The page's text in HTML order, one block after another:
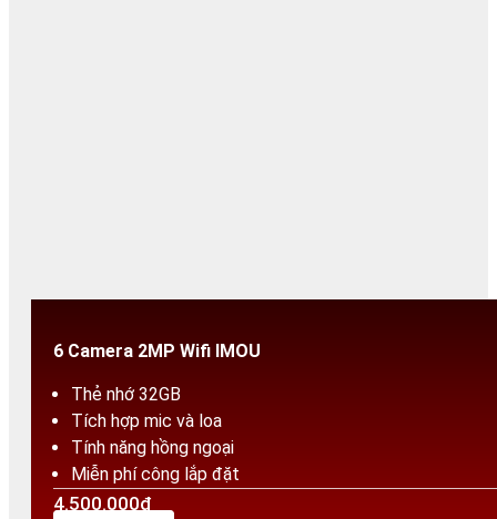
6 Camera 2MP Wifi IMOU
Thẻ nhớ 32GB
Tích hợp mic và loa
Tính năng hồng ngoại
Miễn phí công lắp đặt
4.500.000₫